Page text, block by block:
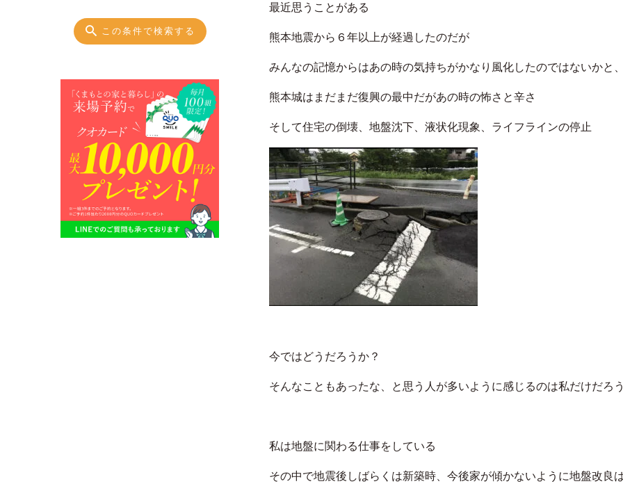
この条件で検索する
最近思うことがある
熊本地震から６年以上が経過したのだが
みんなの記憶からはあの時の気持ちがかなり風化したのではないかと
熊本城はまだまだ復興の最中だがあの時の怖さと辛さ
そして住宅の倒壊、地盤沈下、液状化現象、ライフラインの停止
今ではどうだろうか？
そんなこともあったな、と思う人が多いように感じるのは私だけだろ
私は地盤に関わる仕事をしている
その中で地震後しばらくは新築時、今後家が傾かないように地盤改良